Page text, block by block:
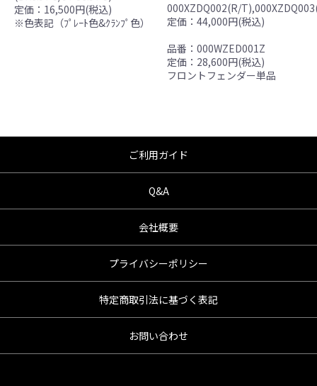
定価：16,500円(税込)
※色表記（ﾌﾟﾚｰﾄ色&ｸﾗﾝﾌﾟ色）
000XZDQ002(R/
定価：44,000円(税込)
品番：000WZED001Z
定価：28,600円(税込)
フロントフェンダー単品
の基準に基づいた取り付けを行ってください。
なお、取付時、使用時、その他で起きた全ての事
故、故障に対し保険、保証等は一切無く、商品の
返品、クレーム等も受付できませんので、あらか
ご利用ガイド
Q&A
会社概要
プライバシーポリシー
特定商取引法に基づく表記
お問い合わせ